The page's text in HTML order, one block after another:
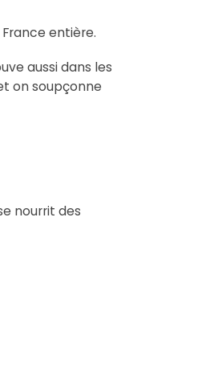
entière.
aussi dans les
on soupçonne
nourrit des